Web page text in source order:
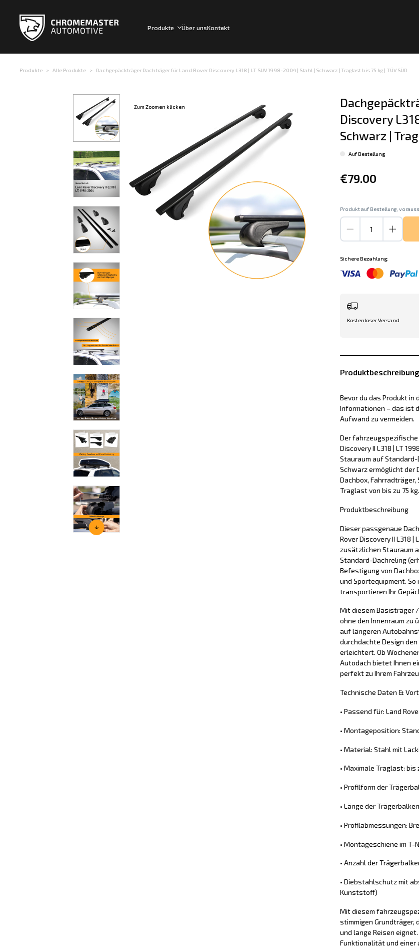
Produkte Über unsKontakt
Produkte Alle Produkte Dachgepäckträger Dachträger für Land Rover Discovery L318 | LT SUV 1998-2004 | Stahl | Schwarz | Traglast bis 75 kg | TÜV SÜD
Zum Zoomen klicken
Discovery
Schwarz |
Auf Bestellung
€79.00
Produkt auf Bestellung,
Sichere Bezahlung:
Kostenloser Versand
Produktbeschreibung
Bevor du das Produkt
Informationen – das ist
Aufwand zu vermeiden.
Der
Discovery II L318 | LT
Stauraum auf
Schwarz ermöglicht der
Dachbox,
Traglast von bis zu 75
Produktbeschreibung
Dieser passgenaue
Rover Discovery II L318
zusätzlichen Stauraum
Standard-Dachreling
Befestigung von
und Sportequipment. So
transportieren Ihr
Mit diesem Basisträger
ohne den Innenraum zu
auf längeren
durchdachte Design
erleichtert. Ob
Autodach bietet Ihnen
perfekt zu Ihrem
Technische Daten &
• Passend für: Land
• Montageposition:
• Material: Stahl mit
• Maximale Traglast:
• Profilform der
• Länge der
• Profilabmessungen:
• Montageschiene im T-
• Anzahl der
• Diebstahlschutz mit
Kunststoff)
Mit diesem
stimmigen Grundträger,
und lange Reisen
Funktionalität und einer